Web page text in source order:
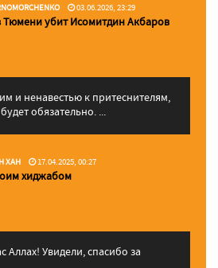
03.06.2026, 23:29
Тюмени убит Исомитдин Акбаров
и ненавестью к притеснителям,
обязательно. ...
ХАН 17.04.2025, 00:27
хиджабом
Аллаx! Увидели, спасибо за